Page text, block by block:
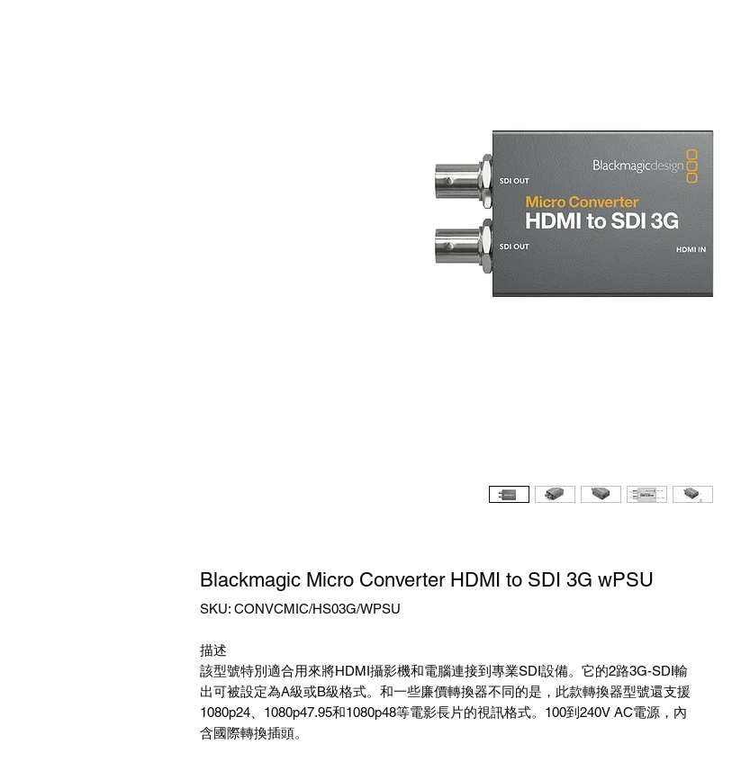
Blackmagic Micro Converter HDMI to SDI 3G wPSU
SKU: CONVCMIC/HS03G/WPSU
描述
該型號特別適合用來將HDMI攝影機和電腦連接到專業SDI設備。它的2路3G-SDI輸
出可被設定為A級或B級格式。和一些廉價轉換器不同的是，此款轉換器型號還支援
1080p24、1080p47.95和1080p48等電影長片的視訊格式。100到240V AC電源，內
含國際轉換插頭。